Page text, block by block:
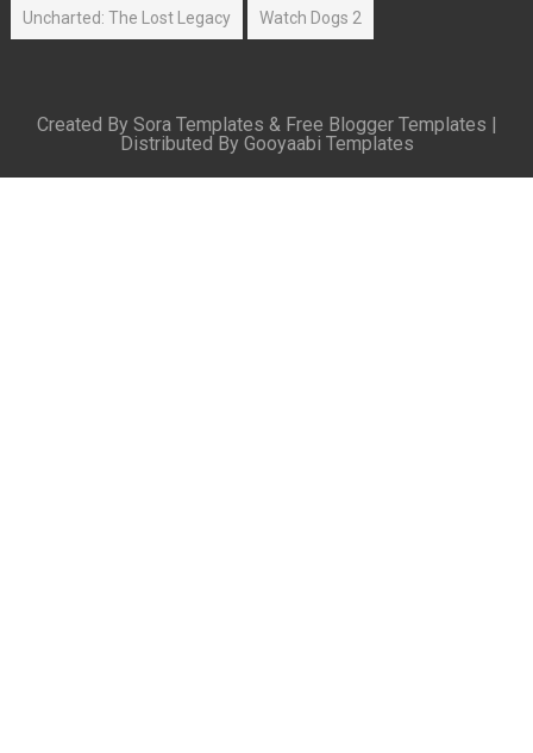
Uncharted: The Lost Legacy Watch Dogs 2
Created By Sora Templates & Free Blogger Templates |
Distributed By Gooyaabi Templates